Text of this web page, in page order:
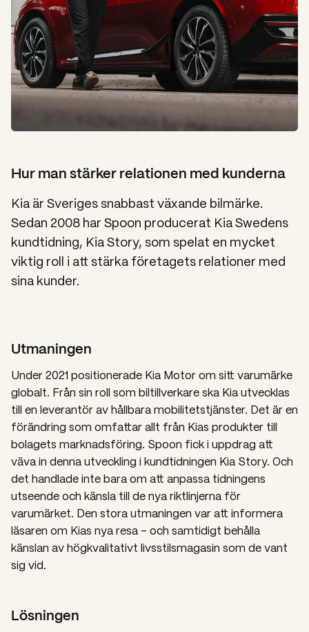
Hur man stärker relationen med kunderna
Kia är Sveriges snabbast växande bilmärke.
Sedan 2008 har Spoon producerat Kia Swedens
kundtidning, Kia Story, som spelat en mycket
viktig roll i att stärka företagets relationer med
sina kunder.
Utmaningen
Under 2021 positionerade Kia Motor om sitt varumärke
globalt. Från sin roll som biltillverkare ska Kia utvecklas
till en leverantör av hållbara mobilitetstjänster. Det är en
förändring som omfattar allt från Kias produkter till
bolagets marknadsföring. Spoon fick i uppdrag att
väva in denna utveckling i kundtidningen Kia Story. Och
det handlade inte bara om att anpassa tidningens
utseende och känsla till de nya riktlinjerna för
varumärket. Den stora utmaningen var att informera
läsaren om Kias nya resa – och samtidigt behålla
känslan av högkvalitativt livsstilsmagasin som de vant
sig vid.
Lösningen